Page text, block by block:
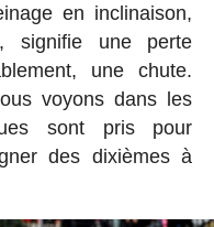
en inclinaison,
signifie une perte
une chute.
voyons dans les
sont pris pour
des dixièmes à